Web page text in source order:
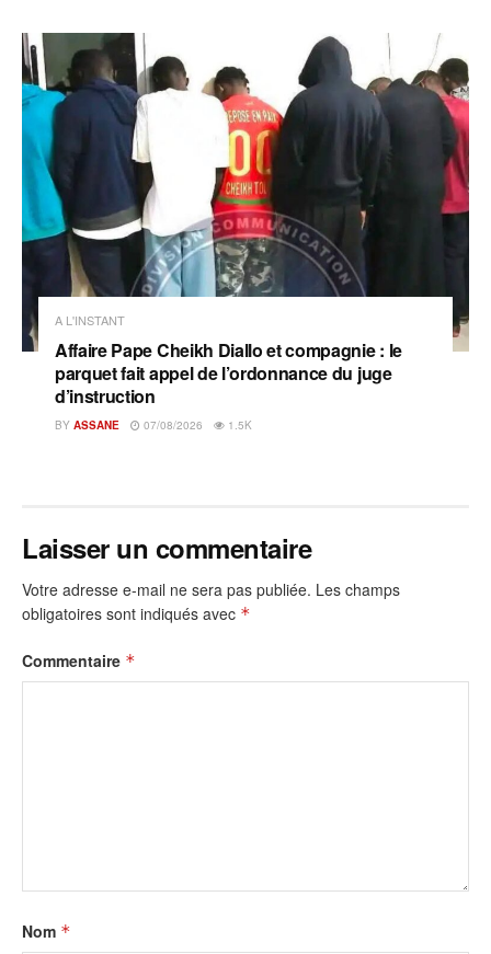
A L'INSTANT
Affaire Pape Cheikh Diallo et compagnie : le
parquet fait appel de l’ordonnance du juge
d’instruction
BY ASSANE 07/08/2026 1.5K
Laisser un commentaire
Votre adresse e-mail ne sera pas publiée. Les champs
obligatoires sont indiqués avec *
Commentaire *
Nom *